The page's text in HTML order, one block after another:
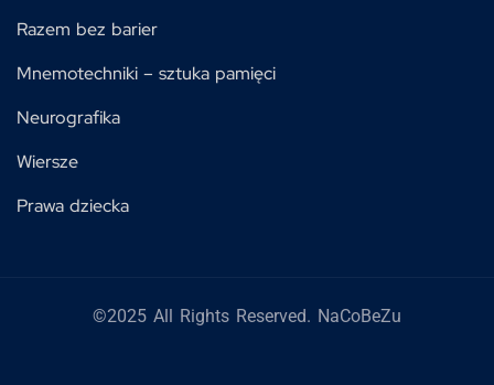
Razem bez barier
Mnemotechniki – sztuka pamięci
Neurografika
Wiersze
Prawa dziecka
©2025 All Rights Reserved. NaCoBeZu